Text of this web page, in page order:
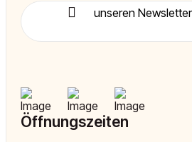
unseren
Öffnungszeiten